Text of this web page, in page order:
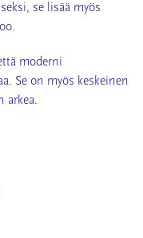
se lisää myös
moderni
Se on myös keskeinen
arkea.